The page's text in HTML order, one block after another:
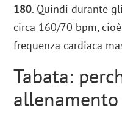
180. Quindi durante
circa 160/70 bpm,
frequenza cardiaca
Tabata:
allenamento